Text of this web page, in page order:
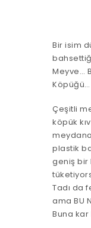
Bir isim
Meyve…
Çeşitli
köpük
plastik
geniş bir
Tadı da
ama BU
Buna kar